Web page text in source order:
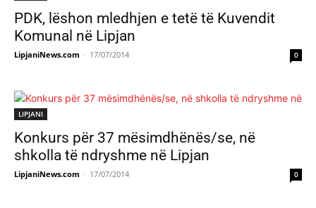
PDK, lëshon mledhjen e tetë të Kuvendit
Komunal në Lipjan
LipjaniNews.com - 17/07/2014 0
LIPJANI
Konkurs për 37 mësimdhënës/se, në
shkolla të ndryshme në Lipjan
LipjaniNews.com - 17/07/2014 0